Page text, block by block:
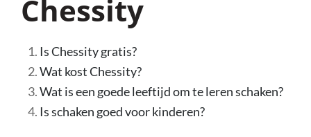
Chessity
Is Chessity gratis?
Wat kost Chessity?
Wat is een goede leeftijd om te leren schaken?
Is schaken goed voor kinderen?